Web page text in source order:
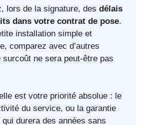
lors de la signature, des délais
dans votre contrat de pose.
installation simple et
comparez avec d’autres
surcoût ne sera peut-être pas
est votre priorité absolue : le
du service, ou la garantie
qui durera des années sans